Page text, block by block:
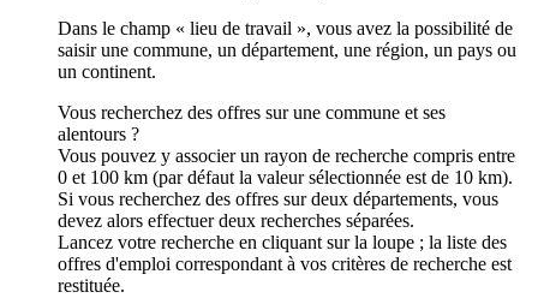
Dans le champ « lieu de travail », vous avez la possibilité de
saisir une commune, un département, une région, un pays ou
un continent.
Vous recherchez des offres sur une commune et ses
alentours ?
Vous pouvez y associer un rayon de recherche compris entre
0 et 100 km (par défaut la valeur sélectionnée est de 10 km).
Si vous recherchez des offres sur deux départements, vous
devez alors effectuer deux recherches séparées.
Lancez votre recherche en cliquant sur la loupe ; la liste des
offres d'emploi correspondant à vos critères de recherche est
restituée.